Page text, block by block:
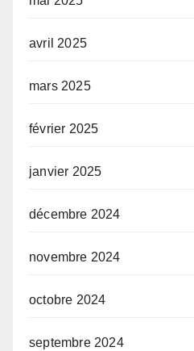
avril 2025
mars 2025
février 2025
janvier 2025
décembre 2024
novembre 2024
octobre 2024
septembre 2024